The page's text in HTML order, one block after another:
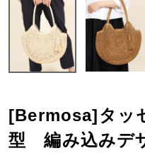
[Bermosa]タッ
型 編み込みデ